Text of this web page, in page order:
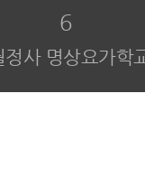
6
사 명상요가학